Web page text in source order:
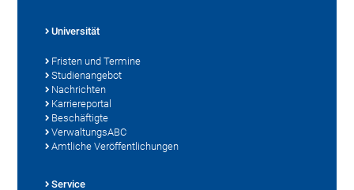
Universität
Fristen und Termine
Studienangebot
Nachrichten
Karriereportal
Beschäftigte
VerwaltungsABC
Amtliche Veröffentlichungen
Service